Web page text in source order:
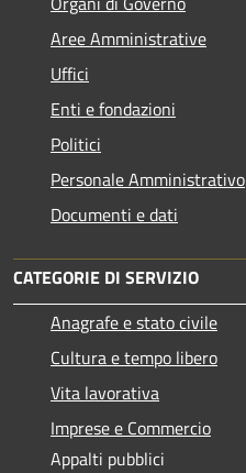
Aree Amministrative
Uffici
Enti e fondazioni
Politici
Personale Amministrativo
Documenti e dati
CATEGORIE DI SERVIZIO
Anagrafe e stato civile
Cultura e tempo libero
Vita lavorativa
Imprese e Commercio
Appalti pubblici